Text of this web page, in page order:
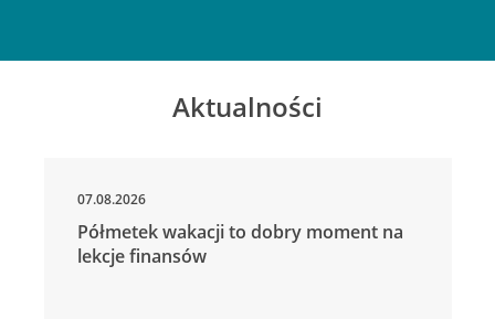
Aktualności
07.08.2026
Półmetek wakacji to dobry moment na
lekcje finansów